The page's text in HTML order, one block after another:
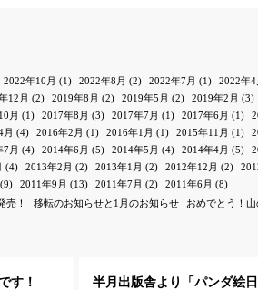
2022年10月 (1) 2022年8月 (2) 2022年7月 (1) 2022年4
12月 (2) 2019年8月 (2) 2019年5月 (2) 2019年2月 (3)
月 (1) 2017年8月 (3) 2017年7月 (1) 2017年6月 (1)
月 (4) 2016年2月 (1) 2016年1月 (1) 2015年11月 (1)
7月 (4) 2014年6月 (5) 2014年5月 (4) 2014年4月 (5)
(4) 2013年2月 (2) 2013年1月 (2) 2012年12月 (2)
(9) 2011年9月 (13) 2011年7月 (2) 2011年6月 (8)
売！ 移転のお知らせと1月のお知らせ おめでとう！
す！ 半月出版舎より「パンダ絵